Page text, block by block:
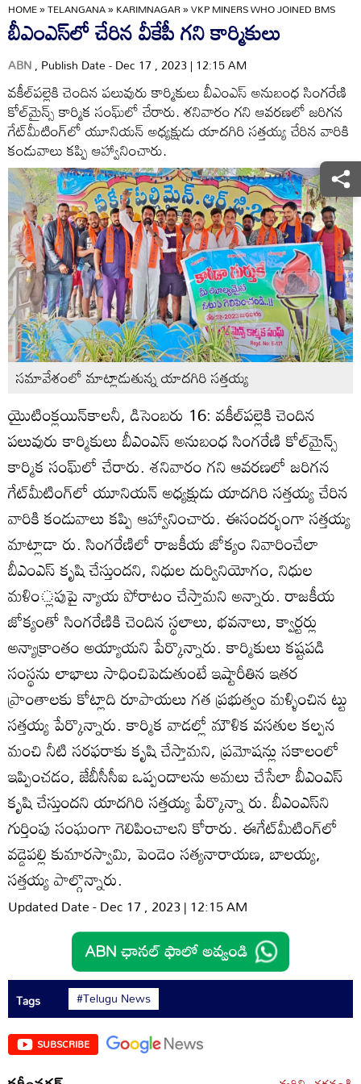
HOME»TELANGANA»KARIMNAGAR»VKP MINERS WHO JOINED BMS
బీఎంఎస్‌లో చేరిన వీకేపీ గని కార్మికులు
ABN, Publish Date - Dec 17 , 2023 | 12:15 AM
వకీల్‌పల్లెకి చెందిన పలువురు కార్మికులు బీఎంఎస్‌ అనుబంధ సింగరేణి
కోల్‌మైన్స్‌ కార్మిక సంఘ్‌లో చేరారు. శనివారం గని ఆవరణలో జరిగన
గేట్‌మీటింగ్‌లో యూనియన్‌ అధ్యక్షుడు యాదగిరి సత్తయ్య చేరిన వారికి
కండువాలు కప్పి ఆహ్వానించారు.
సమావేశంలో మాట్లాడుతున్న యాదగిరి సత్తయ్య
యైుటింక్లయిన్‌కాలనీ, డిసెంబరు 16: వకీల్‌పల్లెకి చెందిన
పలువురు కార్మికులు బీఎంఎస్‌ అనుబంధ సింగరేణి కోల్‌మైన్స్‌
కార్మిక సంఘ్‌లో చేరారు. శనివారం గని ఆవరణలో జరిగన
గేట్‌మీటింగ్‌లో యూనియన్‌ అధ్యక్షుడు యాదగిరి సత్తయ్య చేరిన
వారికి కండువాలు కప్పి ఆహ్వానించారు. ఈసందర్భంగా సత్తయ్య
మాట్లాడా రు. సింగరేణిలో రాజకీయ జోక్యం నివారించేలా
బీఎంఎస్‌ కృషి చేస్తుందని, నిధుల దుర్వినియోగం, నిధుల
మళిం్లపుపై న్యాయ పోరాటం చేస్తామని అన్నారు. రాజకీయ
జోక్యంతో సింగరేణికి చెందిన స్థలాలు, భవనాలు, క్వార్టర్లు
అన్యాక్రాంతం అయ్యాయని పేర్కొన్నారు. కార్మికులు కష్టపడి
సంస్థను లాభాలు సాధించిపెడుతుంటే ఇష్టారీతిన ఇతర
ప్రాంతాలకు కోట్లాది రూపాయలు గత ప్రభుత్వం మళ్ళించిన ట్టు
సత్తయ్య పేర్కొన్నారు. కార్మిక వాడల్లో మౌళిక వసతుల కల్పన
మంచి నీటి సరఫరాకు కృషి చేస్తామని, ప్రమోషన్లు సకాలంలో
ఇప్పించడం, జేబీసీసీఐ ఒప్పందాలను అమలు చేసేలా బీఎంఎస్‌
కృషి చేస్తుందని యాదగిరి సత్తయ్య పేర్కొన్నా రు. బీఎంఎస్‌ని
గుర్తింపు సంఘంగా గెలిపించాలని కోరారు. ఈగేట్‌మీటింగ్‌లో
వడ్డెపల్లి కుమారస్వామి, పెండెం సత్యనారాయణ, బాలయ్య,
సత్తయ్య పాల్గొన్నారు.
Updated Date - Dec 17 , 2023 | 12:15 AM
Tags #Telugu News
SUBSCRIBE